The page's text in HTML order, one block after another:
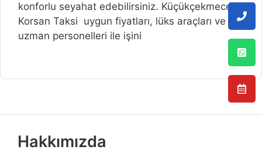
konforlu seyahat edebilirsiniz. Küçükçekmece
Korsan Taksi uygun fiyatları, lüks araçları ve
uzman personelleri ile işini
Hakkımızda